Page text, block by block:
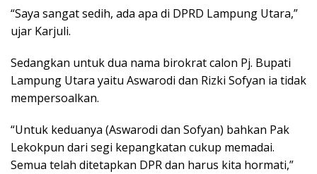
“Saya sangat sedih, ada apa di DPRD Lampung Utara,”
ujar Karjuli.
Sedangkan untuk dua nama birokrat calon Pj. Bupati
Lampung Utara yaitu Aswarodi dan Rizki Sofyan ia tidak
mempersoalkan.
“Untuk keduanya (Aswarodi dan Sofyan) bahkan Pak
Lekokpun dari segi kepangkatan cukup memadai.
Semua telah ditetapkan DPR dan harus kita hormati,”